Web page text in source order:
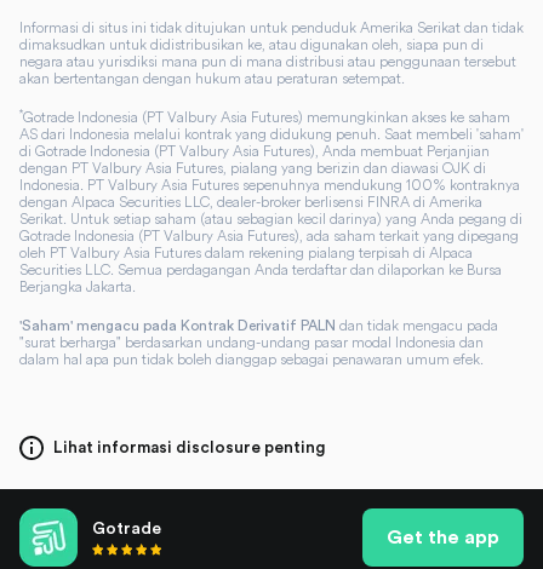
Informasi di situs ini tidak ditujukan untuk penduduk Amerika Serikat dan tidak
dimaksudkan untuk didistribusikan ke, atau digunakan oleh, siapa pun di
negara atau yurisdiksi mana pun di mana distribusi atau penggunaan tersebut
akan bertentangan dengan hukum atau peraturan setempat.
*Gotrade Indonesia (PT Valbury Asia Futures) memungkinkan akses ke saham
AS dari Indonesia melalui kontrak yang didukung penuh. Saat membeli 'saham'
di Gotrade Indonesia (PT Valbury Asia Futures), Anda membuat Perjanjian
dengan PT Valbury Asia Futures, pialang yang berizin dan diawasi OJK di
Indonesia. PT Valbury Asia Futures sepenuhnya mendukung 100% kontraknya
dengan Alpaca Securities LLC, dealer-broker berlisensi FINRA di Amerika
Serikat. Untuk setiap saham (atau sebagian kecil darinya) yang Anda pegang di
Gotrade Indonesia (PT Valbury Asia Futures), ada saham terkait yang dipegang
oleh PT Valbury Asia Futures dalam rekening pialang terpisah di Alpaca
Securities LLC. Semua perdagangan Anda terdaftar dan dilaporkan ke Bursa
Berjangka Jakarta.
'Saham' mengacu pada Kontrak Derivatif PALN dan tidak mengacu pada
"surat berharga" berdasarkan undang-undang pasar modal Indonesia dan
dalam hal apa pun tidak boleh dianggap sebagai penawaran umum efek.
Lihat informasi disclosure penting
Gotrade Get the app